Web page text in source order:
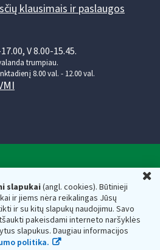
slapukai(angl. cookies). Būtinieji
ir jiems nėra reikalingas Jūsų
ir su kitų slapukų naudojimu. Savo
pakeisdami interneto naršyklės
slapukus. Daugiau informacijos
politika.
klausimais ir paslaugos
V 8.00-15.45.
trumpiau.
8.00 val. - 12.00 val.
ministerijos
kodas — 188659752,
01107 Vilnius, Lietuva, el.paštas:
adresas 188659752
inspekciją prie Lietuvos
kaupiami ir saugomi Juridinių